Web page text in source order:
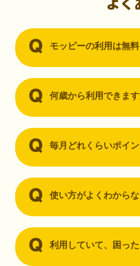
ーを知りました。クレジット
るならと無料登録して、クレ
モッピーの利用は無
何歳から利用できます
毎月どれくらいポイ
使い方がよくわから
利用していて、困っ